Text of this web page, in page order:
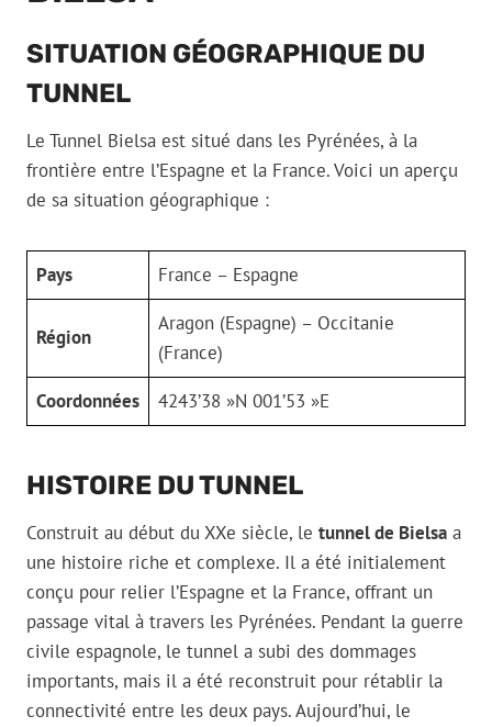
SITUATION GÉOGRAPHIQUE DU
TUNNEL
Le Tunnel Bielsa est situé dans les Pyrénées, à la
frontière entre l’Espagne et la France. Voici un aperçu
de sa situation géographique :
Pays France – Espagne
Région
Aragon (Espagne) – Occitanie
(France)
Coordonnées
4243’38 »N 001’53 »E
HISTOIRE DU TUNNEL
Construit au début du XXe siècle, le tunnel de Bielsa a
une histoire riche et complexe. Il a été initialement
conçu pour relier l’Espagne et la France, offrant un
passage vital à travers les Pyrénées. Pendant la guerre
civile espagnole, le tunnel a subi des dommages
importants, mais il a été reconstruit pour rétablir la
connectivité entre les deux pays. Aujourd’hui, le